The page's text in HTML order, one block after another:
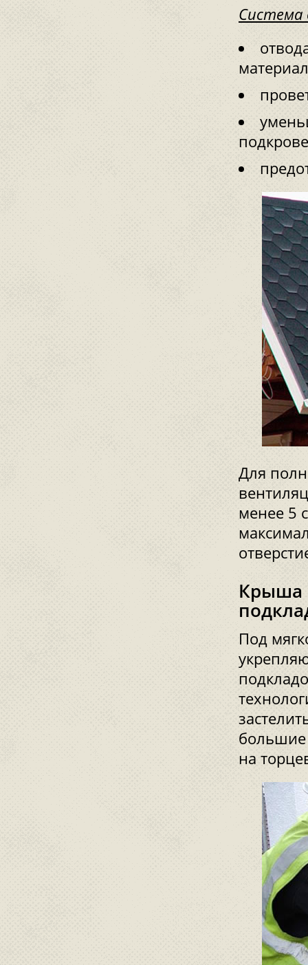
Система
Для
менее 5
Крыша
Под
большие
на